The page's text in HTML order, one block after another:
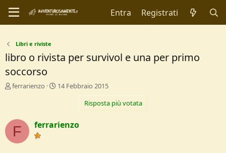
Entra Registrati
Libri e riviste
libro o rivista per survivol e una per primo
soccorso
C
t
o
r
ferrarienzo
D
d
i
14 Febbraio 2015
Risposta più votata
F ferrarienzo